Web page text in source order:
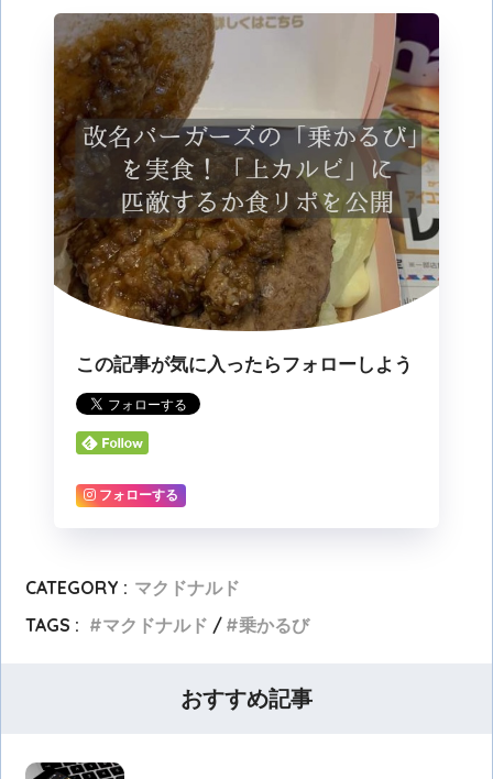
この記事が気に入ったらフォローしよう
フォローする
CATEGORY : マクドナルド
TAGS :
マクドナルド 乗かるび
おすすめ記事